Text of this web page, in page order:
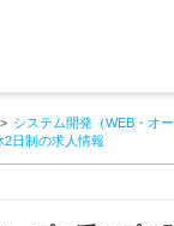
システム開発（WEB・オ
日制の求人情報